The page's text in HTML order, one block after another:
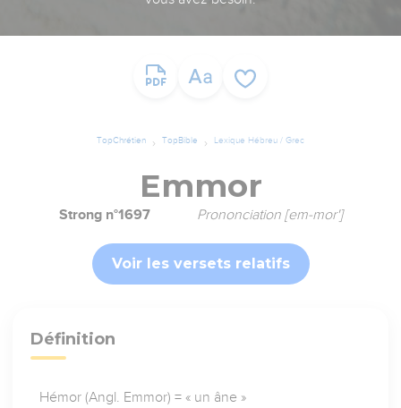
TopChrétien TopBible Lexique Hébreu / Grec
Emmor
Strong n°1697 Prononciation [em-mor']
Voir les versets relatifs
Définition
Hémor (Angl. Emmor) = « un âne »